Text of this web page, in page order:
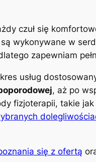
czuł się
wykonywane w
zapewniam
usług
, aż po
fizjoterapii, takie jak
się z ofertą